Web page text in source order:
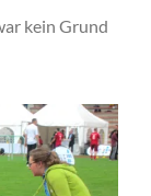
kein Grund